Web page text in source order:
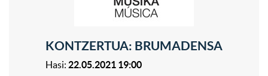
KONTZERTUA: BRUMADENSA
Hasi: 22.05.2021 19:00